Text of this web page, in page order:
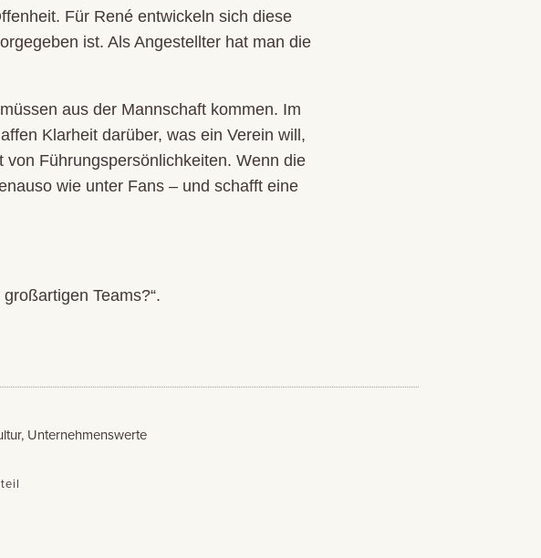
Für René entwickeln sich diese
ist. Als Angestellter hat man die
aus der Mannschaft kommen. Im
Klarheit darüber, was ein Verein will,
Führungspersönlichkeiten. Wenn die
wie unter Fans – und schafft eine
Teams?“.
Unternehmenswerte